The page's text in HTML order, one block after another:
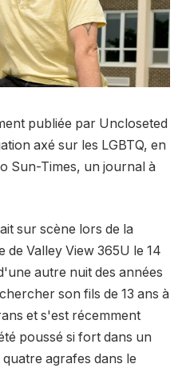
publiée par Uncloseted
axé sur les LGBTQ, en
Sun-Times, un journal à
sur scène lors de la
Valley View 365U le 14
autre nuit des années
son fils de 13 ans à
et s'est récemment
poussé si fort dans un
agrafes dans le